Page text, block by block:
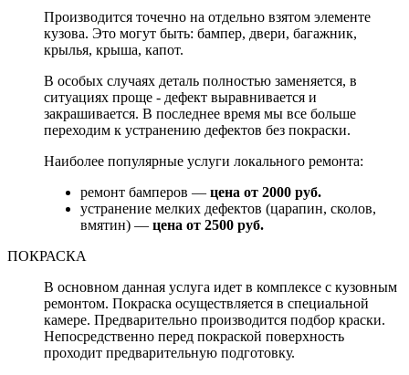
Производится точечно на отдельно взятом элементе
кузова. Это могут быть: бампер, двери, багажник,
крылья, крыша, капот.
В особых случаях деталь полностью заменяется, в
ситуациях проще - дефект выравнивается и
закрашивается. В последнее время мы все больше
переходим к устранению дефектов без покраски.
Наиболее популярные услуги локального ремонта:
ремонт бамперов — цена от 2000 руб.
устранение мелких дефектов (царапин, сколов,
вмятин) — цена от 2500 руб.
ПОКРАСКА
В основном данная услуга идет в комплексе с кузовным
ремонтом. Покраска осуществляется в специальной
камере. Предварительно производится подбор краски.
Непосредственно перед покраской поверхность
проходит предварительную подготовку.